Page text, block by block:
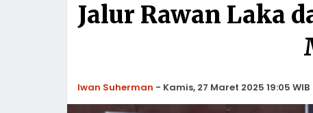
Jalur Rawan Laka
Iwan Suherman - Kamis, 27 Maret 2025 19:05 WIB